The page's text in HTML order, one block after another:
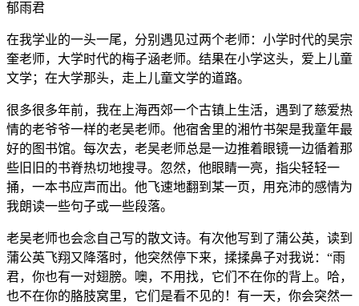
郁雨君
在我学业的一头一尾，分别遇见过两个老师：小学时代的吴宗
奎老师，大学时代的梅子涵老师。结果在小学这头，爱上儿童
文学；在大学那头，走上儿童文学的道路。
很多很多年前，我在上海西郊一个古镇上生活，遇到了慈爱热
情的老爷爷一样的老吴老师。他宿舍里的湘竹书架是我童年最
好的图书馆。每次去，老吴老师总是一边推着眼镜一边循着那
些旧旧的书脊热切地搜寻。忽然，他眼睛一亮，指尖轻轻一
捅，一本书应声而出。他飞速地翻到某一页，用充沛的感情为
我朗读一些句子或一些段落。
老吴老师也会念自己写的散文诗。有次他写到了蒲公英，读到
蒲公英飞翔又降落时，他突然停下来，揉揉鼻子对我说：“雨
君，你也有一对翅膀。噢，不用找，它们不在你的背上。哈，
也不在你的胳肢窝里，它们是看不见的！有一天，你会突然一